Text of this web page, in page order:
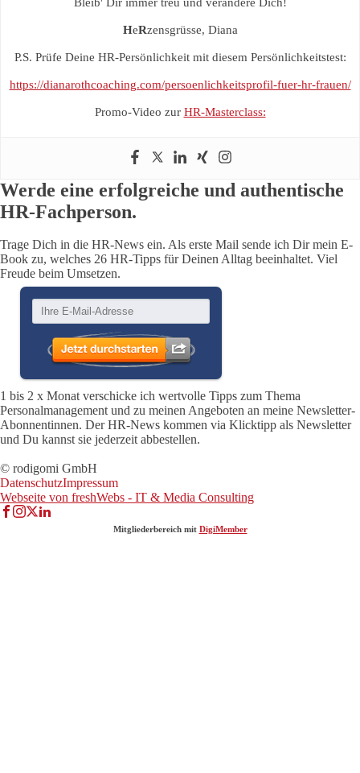
HeRzensgrüsse, Diana
P.S. Prüfe Deine HR-Persönlichkeit mit diesem Persönlichkeitstest:
https://dianarothcoaching.com/persoenlichkeitsprofil-fuer-hr-frauen/
Promo-Video zur HR-Masterclass:
Werde eine erfolgreiche und authentische
HR-Fachperson.
Trage Dich in die HR-News ein. Als erste Mail sende ich Dir mein E-
Book zu, welches 26 HR-Tipps für Deinen Alltag beeinhaltet. Viel
Freude beim Umsetzen.
1 bis 2 x Monat verschicke ich wertvolle Tipps zum Thema
Personalmanagement und zu meinen Angeboten an meine Newsletter-
Abonnentinnen. Der HR-News kommen via Klicktipp als Newsletter
und Du kannst sie jederzeit abbestellen.
© rodigomi GmbH
DatenschutzImpressum
Webseite von freshWebs - IT & Media Consulting
Mitgliederbereich mit DigiMember